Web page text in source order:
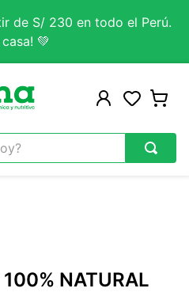
de S/ 230 en todo el Perú.
💚
100% NATURAL